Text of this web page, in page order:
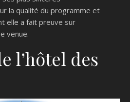
la qualité du programme et
elle a fait preuve sur
venue.
l’hôtel des